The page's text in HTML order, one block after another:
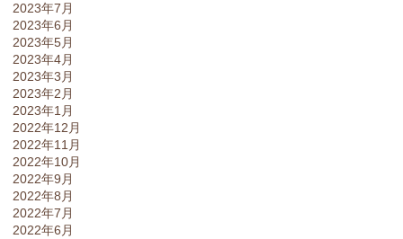
2023年7月
2023年6月
2023年5月
2023年4月
2023年3月
2023年2月
2023年1月
2022年12月
2022年11月
2022年10月
2022年9月
2022年8月
2022年7月
2022年6月